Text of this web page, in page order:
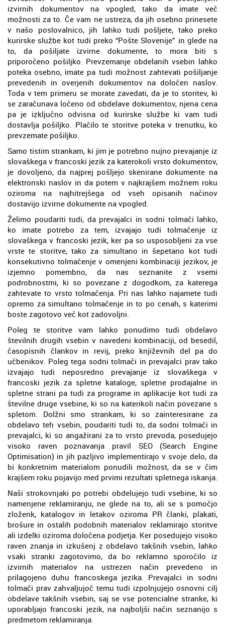
izvirnih dokumentov na vpogled, tako da imate več
možnosti za to. Če vam ne ustreza, da jih osebno prinesete
v našo poslovalnico, jih lahko tudi pošljete, tako preko
kurirske službe kot tudi preko “Pošte Slovenije” in glede na
to, da pošiljate izvirne dokumente, to mora biti s
priporočeno pošiljko. Prevzemanje obdelanih vsebin lahko
poteka osebno, imate pa tudi možnost zahtevati pošiljanje
prevedenih in overjenih dokumentov na določen naslov.
Toda v tem primeru se morate zavedati, da je to storitev, ki
se zaračunava ločeno od obdelave dokumentov, njena cena
pa je izključno odvisna od kurirske službe ki vam tudi
dostavlja pošiljko. Plačilo te storitve poteka v trenutku, ko
prevzemate pošiljko.
Samo tistim strankam, ki jim je potrebno nujno prevajanje iz
slovaškega v francoski jezik za katerokoli vrsto dokumentov,
je dovoljeno, da najprej pošljejo skenirane dokumente na
elektronski naslov in da potem v najkrajšem možnem roku
oziroma na najhitrejšega od vseh opisanih načinov
dostavijo izvirne dokumente na vpogled.
Želimo poudariti tudi, da prevajalci in sodni tolmači lahko,
ko imate potrebo za tem, izvajajo tudi tolmačenje iz
slovaškega v francoski jezik, ker pa so usposobljeni za vse
vrste te storitve, tako za simultano in šepetano kot tudi
konsekutivno tolmačenje v omenjeni kombinaciji jezikov, je
izjemno pomembno, da nas seznanite z vsemi
podrobnostmi, ki so povezane z dogodkom, za katerega
zahtevate to vrsto tolmačenja. Pri nas lahko najamete tudi
opremo za simultano tolmačenje in to po cenah, s katerimi
boste zagotovo več kot zadovoljni.
Poleg te storitve vam lahko ponudimo tudi obdelavo
številnih drugih vsebin v navedeni kombinaciji, od besedil,
časopisnih člankov in revij, preko književnih del pa do
učbenikov. Poleg tega sodni tolmači in prevajalci prav tako
izvajajo tudi neposredno prevajanje iz slovaškega v
francoski jezik za spletne kataloge, spletne prodajalne in
spletne strani pa tudi za programe in aplikacije kot tudi za
številne druge vsebine, ki so na katerikoli način povezane s
spletom. Dolžni smo strankam, ki so zainteresirane za
obdelavo teh vsebin, poudariti tudi to, da sodni tolmači in
prevajalci, ki so angažirani za to vrsto prevoda, posedujejo
visoko raven poznavanja pravil SEO (Search Engine
Optimisation) in jih pazljivo implementirajo v svoje delo, da
bi konkretnim materialom ponudili možnost, da se v čim
krajšem roku pojavijo med prvimi rezultati spletnega iskanja.
Naši strokovnjaki po potrebi obdelujejo tudi vsebine, ki so
namenjene reklamiranju, ne glede na to, ali se s pomočjo
zloženk, katalogov in letakov oziroma PR članki, plakati,
brošure in ostalih podobnih materialov reklamirajo storitve
ali izdelki oziroma določena podjetja. Ker posedujejo visoko
raven znanja in izkušenj z obdelavo takšnih vsebin, lahko
vsaki stranki zagotovimo, da bo reklamno sporočilo iz
izvirnih materialov na ustrezen način prevedeno in
prilagojeno duhu francoskega jezika. Prevajalci in sodni
tolmači prav zahvaljujoč temu tudi izpolnjujejo osnovni cilj
obdelave takšnih vsebin, saj se vse potencialne stranke, ki
uporabljajo francoski jezik, na najboljši način seznanijo s
predmetom reklamiranja.